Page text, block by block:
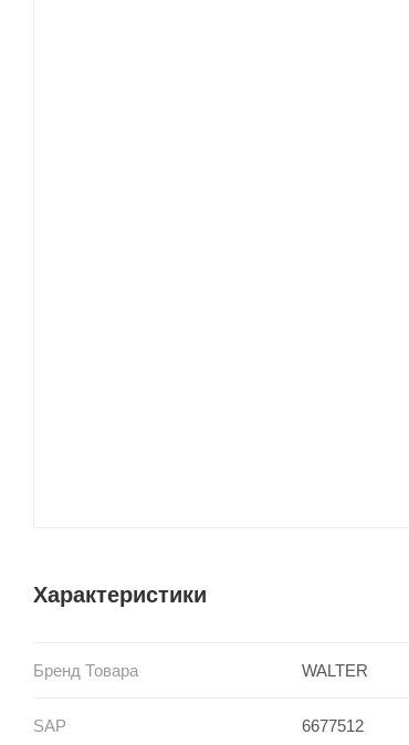
Характеристики
Бренд Товара WALTER
SAP 6677512